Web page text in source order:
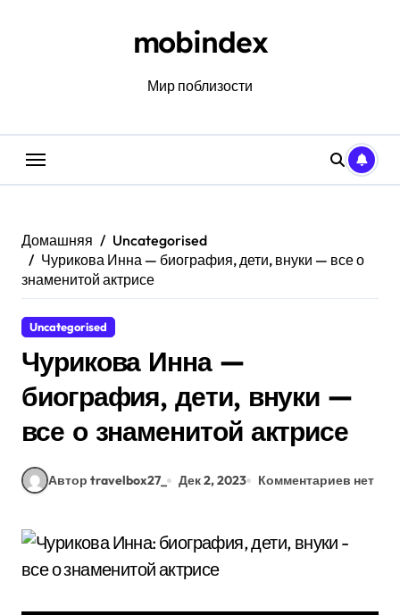
mobindex
Мир поблизости
Домашняя
Uncategorised
Чурикова Инна — биография, дети, внуки — все о
знаменитой актрисе
Uncategorised
Чурикова Инна —
биография, дети, внуки —
все о знаменитой актрисе
Автор travelbox27_ Дек 2, 2023 Комментариев нет